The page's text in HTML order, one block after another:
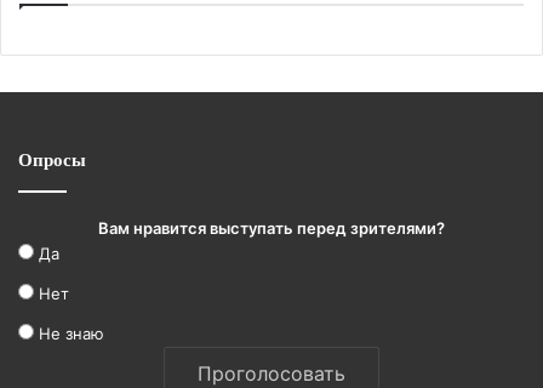
Опросы
Вам нравится выступать перед зрителями?
Да
Нет
Не знаю